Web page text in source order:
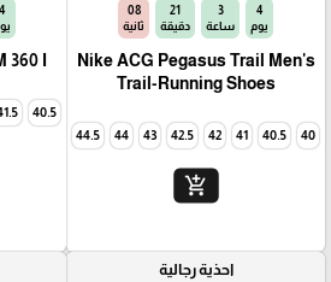
4
يوم
3
ساعة
21
دقيقة
06
ثانية
Nike ACG Pegasus Trail Men's
Trail-Running Shoes
40
40.5
41
42
42.5
43
44
44.5
add_shopping_cart
4
I
40.5
احذية رجالية